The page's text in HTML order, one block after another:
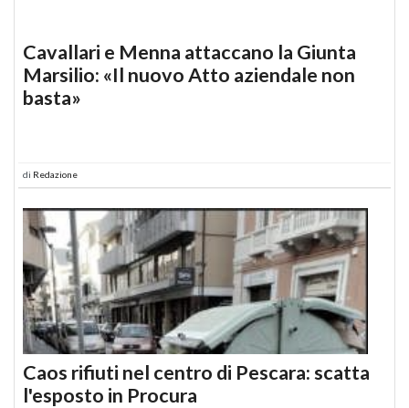
Cavallari e Menna attaccano la Giunta
Marsilio: «Il nuovo Atto aziendale non
basta»
di Redazione
Caos rifiuti nel centro di Pescara: scatta
l'esposto in Procura